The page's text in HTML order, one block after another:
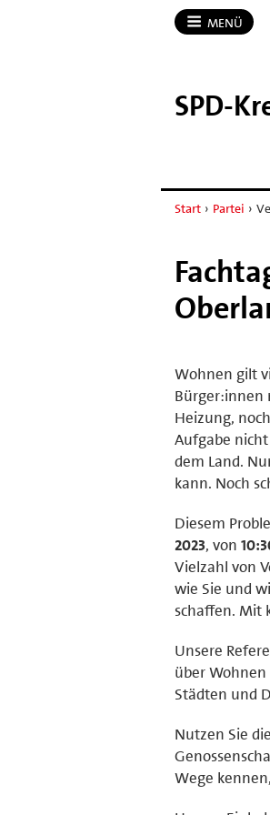
MENÜ
SPD-​
Start › Partei ›
Wohnen gilt
Bürger:innen
Heizung,
Aufgabe
dem Land.
kann. Noch
Diesem
2023, von
Vielzahl von
wie Sie und
schaffen. Mit
Unsere
über
Städten und
Nutzen Sie
Wege